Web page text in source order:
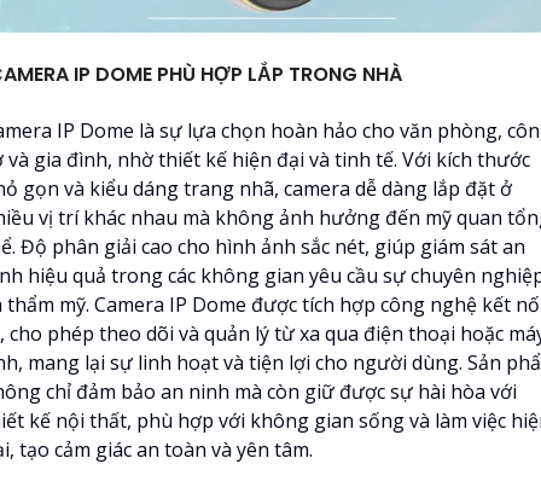
IP DOME PHÙ HỢP LẮP TRONG NHÀ
IP Dome là sự lựa chọn hoàn hảo cho văn phòng,
và gia đình, nhờ thiết kế hiện đại và tinh tế. Với kích thước
gọn và kiểu dáng trang nhã, camera dễ dàng lắp đặt ở
vị trí khác nhau mà không ảnh hưởng đến mỹ quan
Độ phân giải cao cho hình ảnh sắc nét, giúp giám sát an
hiệu quả trong các không gian yêu cầu sự chuyên
thẩm mỹ. Camera IP Dome được tích hợp công nghệ kết
cho phép theo dõi và quản lý từ xa qua điện thoại hoặc
mang lại sự linh hoạt và tiện lợi cho người dùng. Sản
chỉ đảm bảo an ninh mà còn giữ được sự hài hòa với
kế nội thất, phù hợp với không gian sống và làm việc
tạo cảm giác an toàn và yên tâm.